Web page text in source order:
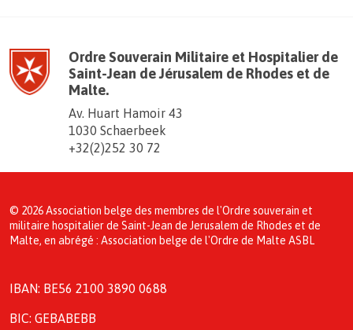
Ordre Souverain Militaire et Hospitalier de
Saint-Jean de Jérusalem de Rhodes et de
Malte.
Av. Huart Hamoir 43
1030 Schaerbeek
+32(2)252 30 72
© 2026 Association belge des membres de l'Ordre souverain et
militaire hospitalier de Saint-Jean de Jerusalem de Rhodes et de
Malte, en abrégé : Association belge de l'Ordre de Malte ASBL
IBAN: BE56 2100 3890 0688
BIC: GEBABEBB